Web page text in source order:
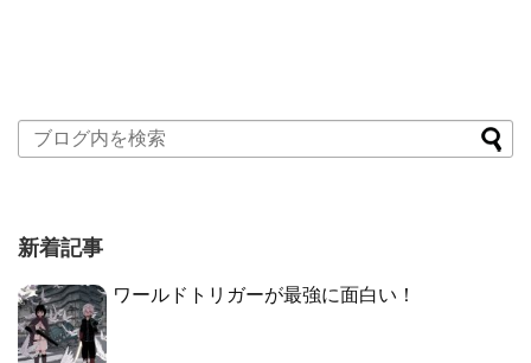
新着記事
ワールドトリガーが最強に面白い！